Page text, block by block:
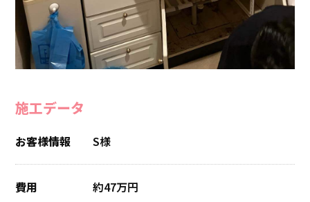
施工データ
お客様情報 S様
費用 約47万円